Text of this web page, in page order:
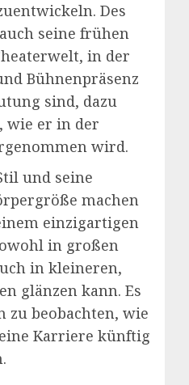
Des
seine frühen
in der
Bühnenpräsenz
sind, dazu
wie er in der
wird.
und seine
machen
einzigartigen
in großen
in kleineren,
glänzen kann. Es
zu beobachten, wie
Karriere künftig